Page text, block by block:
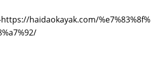
haidaokayak.com/%e7%83%8f%